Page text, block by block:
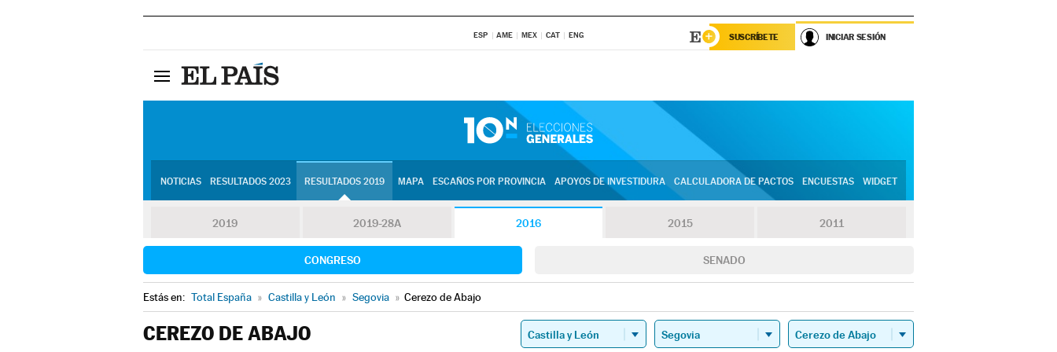
ESP AME MEX CAT ENG SUSCRÍBETE INICIAR SESIÓN
NOTICIAS RESULTADOS 2023 RESULTADOS 2019 MAPA ESCAÑOS POR PROVINCIA APOYOS DE INVESTIDURA CALCULADORA DE PACTOS ENCUESTAS WIDGET
2019 2019-28A 2016 2015 2011
CONGRESO SENADO
Estás en: Total España » Castilla y León » Segovia » Cerezo de Abajo
CEREZO DE ABAJO